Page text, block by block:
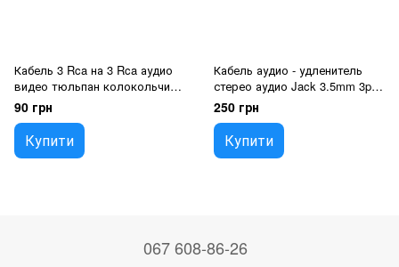
Кабель 3 Rca на 3 Rca аудио
видео тюльпан колокольчики
1,2 м
90 грн
Купити
Кабель аудио - удленитель
стерео аудио Jack 3.5mm 3pin
M/F - 3.5 мм 5м для
наушников
250 грн
Купити
067 608-86-26